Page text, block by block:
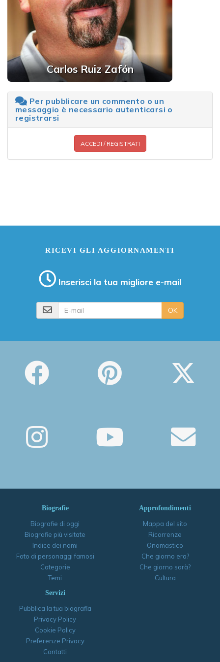
Carlos Ruiz Zafón
Per pubblicare un commento o un
messaggio è necessario autenticarsi o
registrarsi
ACCEDI / REGISTRATI
RICEVI GLI AGGIORNAMENTI
Inserisci la tua migliore e-mail
OK
Biografie
Biografie di oggi
Biografie più visitate
Indice dei nomi
Foto di personaggi famosi
Categorie
Temi
Approfondimenti
Mappa del sito
Ricorrenze
Onomastico
Che giorno era?
Che giorno sarà?
Cultura
Servizi
Pubblica la tua biografia
Privacy Policy
Cookie Policy
Preferenze Privacy
Contatti